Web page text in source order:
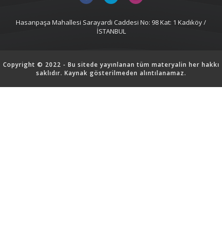
Hasanpaşa Mahallesi Sarayardi Caddesi No: 98 Kat: 1 Kadıköy /
İSTANBUL
Copyright © 2022 - Bu sitede yayınlanan tüm materyalin her hakkı
saklıdır. Kaynak gösterilmeden alıntılanamaz.